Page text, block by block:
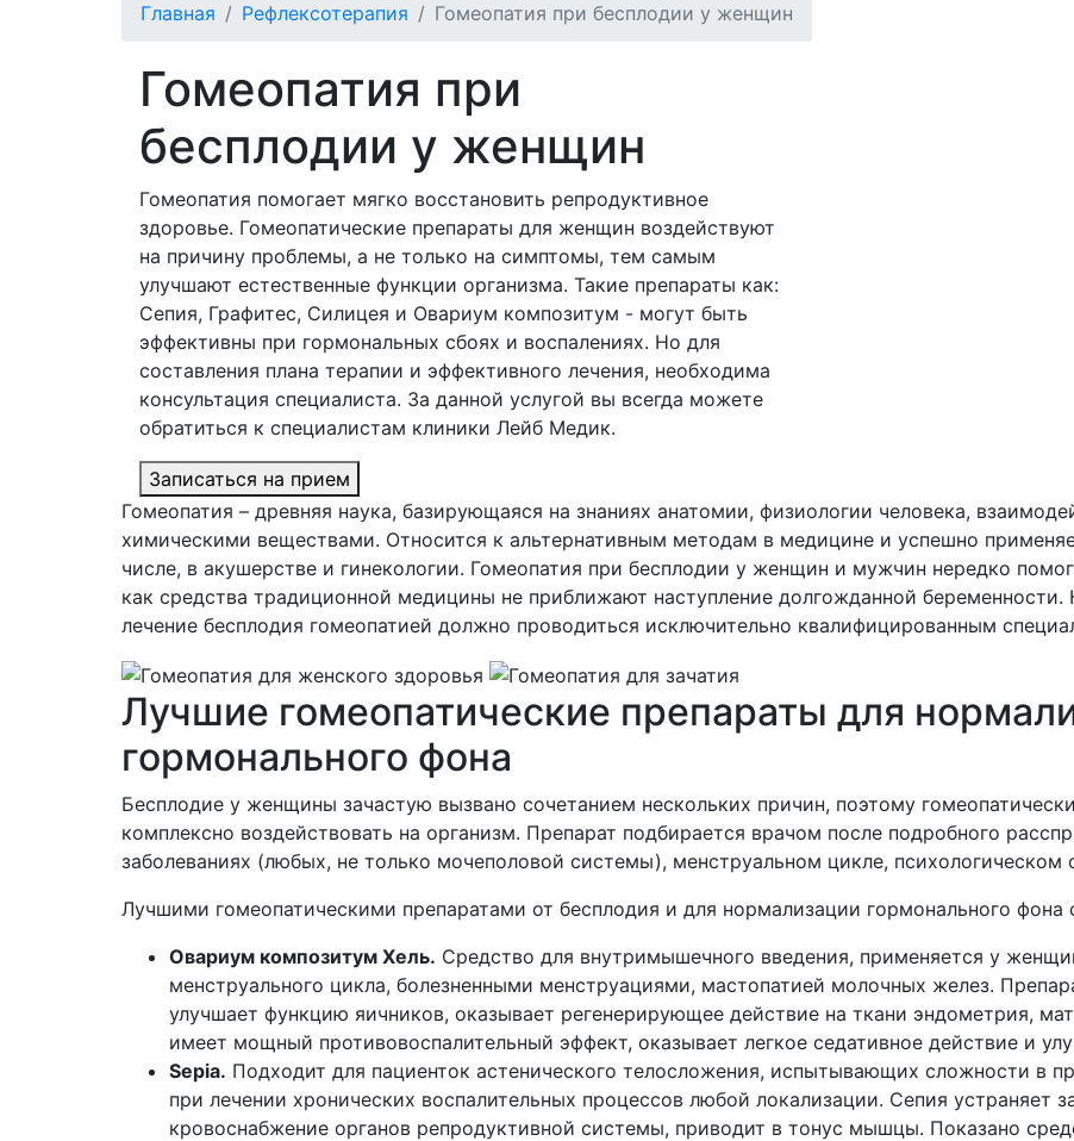
Главная
Рефлексотерапия Гомеопатия при бесплодии у женщин
Гомеопатия при
бесплодии у женщин
Гомеопатия помогает мягко восстановить репродуктивное
здоровье. Гомеопатические препараты для женщин воздействуют
на причину проблемы, а не только на симптомы, тем самым
улучшают естественные функции организма. Такие препараты как:
Сепия, Графитес, Силицея и Овариум композитум - могут быть
эффективны при гормональных сбоях и воспалениях. Но для
составления плана терапии и эффективного лечения, необходима
консультация специалиста. За данной услугой вы всегда можете
обратиться к специалистам клиники Лейб Медик.
Записаться на прием
Гомеопатия – древняя наука, базирующаяся на знаниях анатомии, физиологии человека,
химическими веществами. Относится к альтернативным методам в медицине и успешно
числе, в акушерстве и гинекологии. Гомеопатия при бесплодии у женщин и мужчин нередко
как средства традиционной медицины не приближают наступление долгожданной
лечение бесплодия гомеопатией должно проводиться исключительно квалифицированным
Лучшие гомеопатические препараты для
гормонального фона
Бесплодие у женщины зачастую вызвано сочетанием нескольких причин, поэтому
комплексно воздействовать на организм. Препарат подбирается врачом после подробного
заболеваниях (любых, не только мочеполовой системы), менструальном цикле, психологическом
Лучшими гомеопатическими препаратами от бесплодия и для нормализации гормонального фона
Овариум композитум Хель. Средство для внутримышечного введения, применяется у
менструального цикла, болезненными менструациями, мастопатией молочных желез.
улучшает функцию яичников, оказывает регенерирующее действие на ткани эндометрия,
имеет мощный противовоспалительный эффект, оказывает легкое седативное действие и
Sepia. Подходит для пациенток астенического телосложения, испытывающих сложности в
при лечении хронических воспалительных процессов любой локализации. Сепия устраняет
кровоснабжение органов репродуктивной системы, приводит в тонус мышцы. Показано